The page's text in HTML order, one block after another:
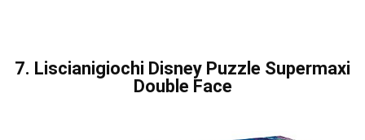
7. Liscianigiochi Disney Puzzle Supermaxi
Double Face